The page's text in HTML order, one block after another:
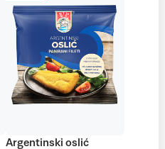
Argentinski oslić